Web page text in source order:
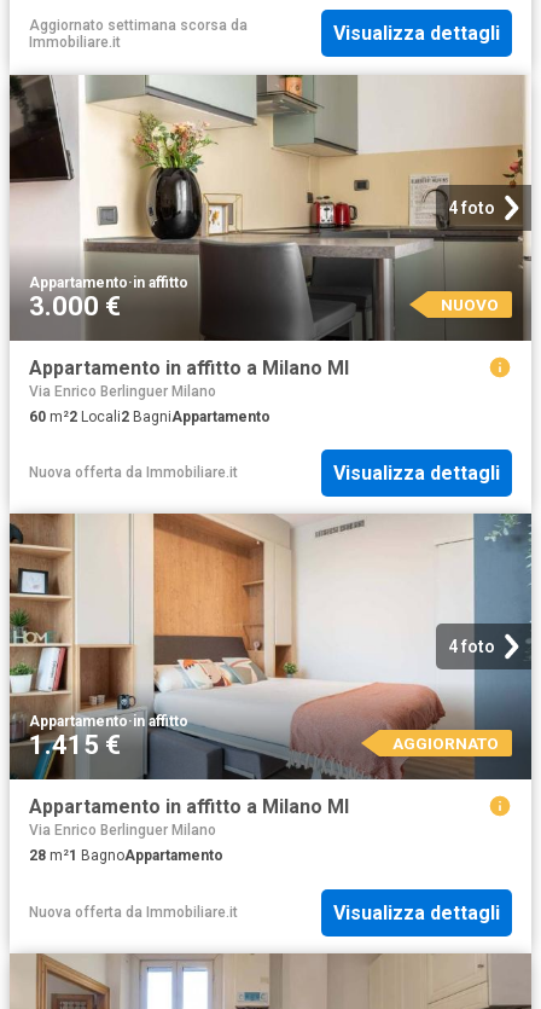
Aggiornato settimana scorsa da
Immobiliare.it
Visualizza dettagli
4 foto
Appartamento·in affitto
3.000 € NUOVO
Appartamento in affitto a Milano MI
Via Enrico Berlinguer Milano
60 m²2 Locali2 BagniAppartamento
Nuova offerta da Immobiliare.it Visualizza dettagli
4 foto
Appartamento·in affitto
1.415 € AGGIORNATO
Appartamento in affitto a Milano MI
Via Enrico Berlinguer Milano
28 m²1 BagnoAppartamento
Nuova offerta da Immobiliare.it Visualizza dettagli